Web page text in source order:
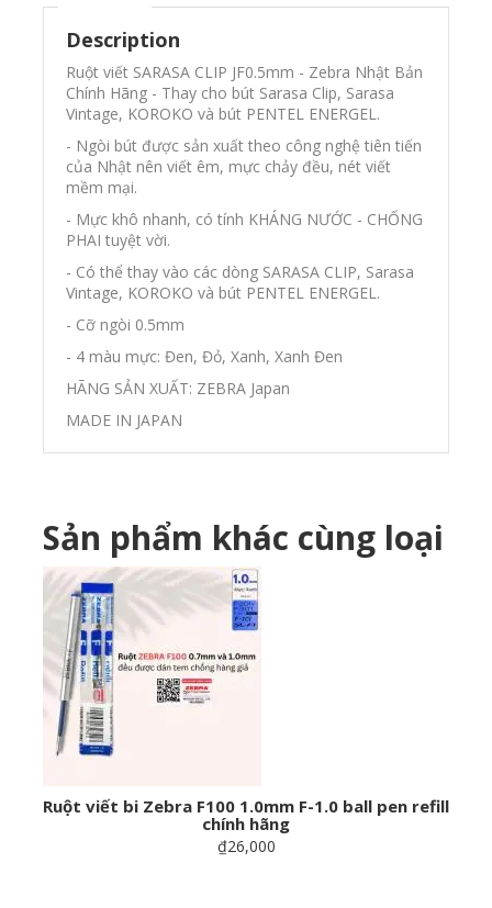
Description
Ruột viết SARASA CLIP JF0.5mm - Zebra Nhật Bản
Chính Hãng - Thay cho bút Sarasa Clip, Sarasa
Vintage, KOROKO và bút PENTEL ENERGEL.
- Ngòi bút được sản xuất theo công nghệ tiên tiến
của Nhật nên viết êm, mực chảy đều, nét viết
mềm mại.
- Mực khô nhanh, có tính KHÁNG NƯỚC - CHỐNG
PHAI tuyệt vời.
- Có thể thay vào các dòng SARASA CLIP, Sarasa
Vintage, KOROKO và bút PENTEL ENERGEL.
- Cỡ ngòi 0.5mm
- 4 màu mực: Đen, Đỏ, Xanh, Xanh Đen
HÃNG SẢN XUẤT: ZEBRA Japan
MADE IN JAPAN
Sản phẩm khác cùng loại
Ruột viết bi Zebra F100 1.0mm F-1.0 ball pen refill
chính hãng
₫26,000